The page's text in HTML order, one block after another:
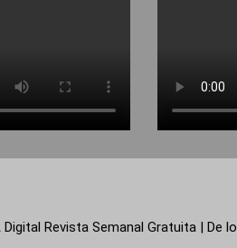
Digital Revista Semanal Gratuita |